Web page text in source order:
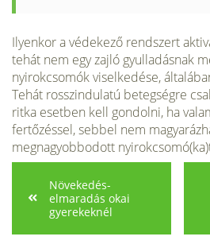
Ilyenkor a védekező rendszert
tehát nem egy zajló gyulladásnak
nyirokcsomók viselkedése,
Tehát rosszindulatú betegségre
ritka esetben kell gondolni, ha
fertőzéssel, sebbel nem
meg­nagyobbodott
Növekedés-
elmaradás okai
gyerekeknél